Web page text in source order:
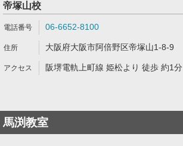
帝塚山校
06-6652-8100
大阪府大阪市阿倍野区帝塚山1-8-9
阪堺電軌上町線 姫松より 徒歩 約1分
馬渕教室